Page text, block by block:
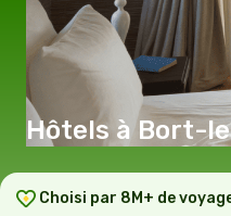
Hôtels à
Choisi par 8M+ de